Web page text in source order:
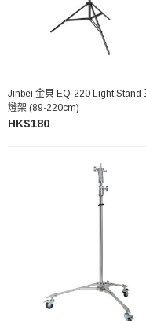
Jinbei 金貝 EQ-220 Light Stand
燈架 (89-220cm)
HK$180